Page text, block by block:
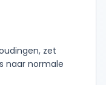
zet
naar normale